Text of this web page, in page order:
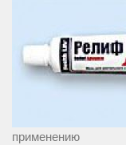
применению